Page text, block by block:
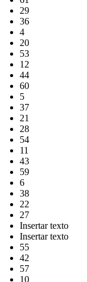
29
36
4
20
53
12
44
60
5
37
21
28
54
11
43
59
6
38
22
27
Insertar texto
Insertar texto
55
42
57
10